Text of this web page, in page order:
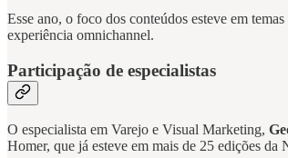
Esse ano, o foco dos conteúdos esteve em
experiência omnichannel.
Participação de especialistas
O especialista em Varejo e Visual Marketing,
Homer, que já esteve em mais de 25 edições